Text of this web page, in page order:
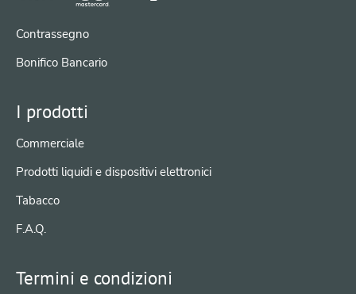
Contrassegno
Bonifico Bancario
I prodotti
Commerciale
Prodotti liquidi e dispositivi elettronici
Tabacco
F.A.Q.
Termini e condizioni